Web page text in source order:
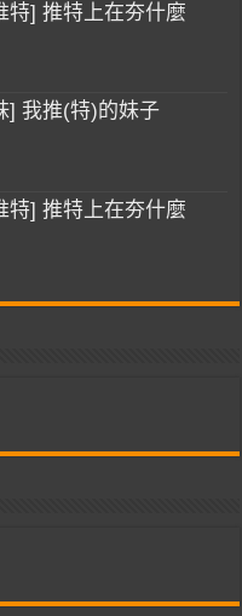
特] 推特上在夯什麼
] 我推(特)的妹子
特] 推特上在夯什麼